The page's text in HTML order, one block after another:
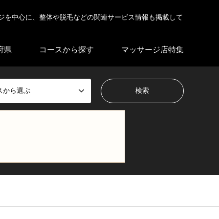
中心に、整体や脱毛などの関連サービス情報も掲載して
県 コースから探す マッサージ店特集
から選ぶ